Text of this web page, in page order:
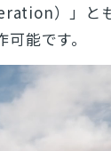
）」と
能です。